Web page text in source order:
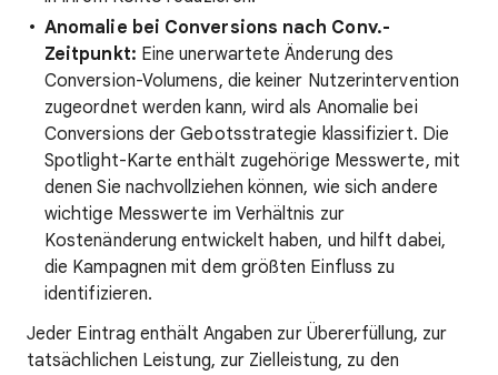
Anomalie bei Conversions nach Conv.-
Zeitpunkt: Eine unerwartete Änderung des
Conversion-Volumens, die keiner Nutzerintervention
zugeordnet werden kann, wird als Anomalie bei
Conversions der Gebotsstrategie klassifiziert. Die
Spotlight-Karte enthält zugehörige Messwerte, mit
denen Sie nachvollziehen können, wie sich andere
wichtige Messwerte im Verhältnis zur
Kostenänderung entwickelt haben, und hilft dabei,
die Kampagnen mit dem größten Einfluss zu
identifizieren.
Jeder Eintrag enthält Angaben zur Übererfüllung, zur
tatsächlichen Leistung, zur Zielleistung, zu den